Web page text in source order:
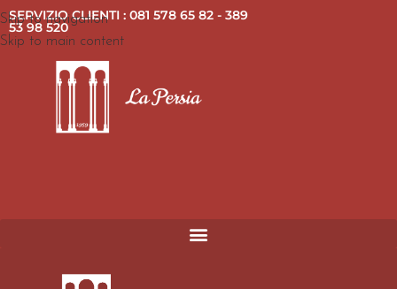
Skip to navigation
Skip to main content
SERVIZIO CLIENTI : 081 578 65 82 - 389
53 98 520